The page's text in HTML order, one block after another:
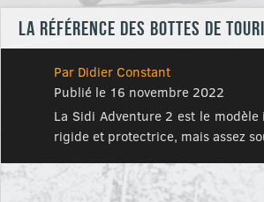
La référence des bottes de
Par Didier Constant
Publié le 16 novembre 2022
La Sidi Adventure 2 est le
rigide et protectrice, mais assez